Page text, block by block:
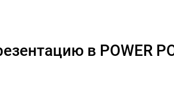
в POWER